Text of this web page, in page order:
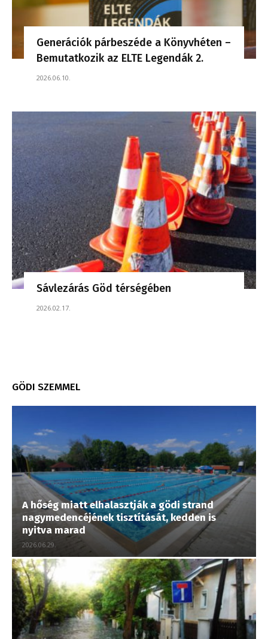
Generációk párbeszéde a Könyvhéten –
Bemutatkozik az ELTE Legendák 2.
2026.06.10.
Sávlezárás Göd térségében
2026.02.17.
GÖDI SZEMMEL
A hőség miatt elhalasztják a gödi strand
nagymedencéjének tisztítását, kedden is
nyitva marad
2026.06.29.